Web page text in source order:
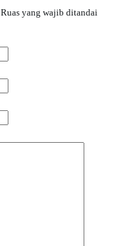
Ruas yang wajib ditandai